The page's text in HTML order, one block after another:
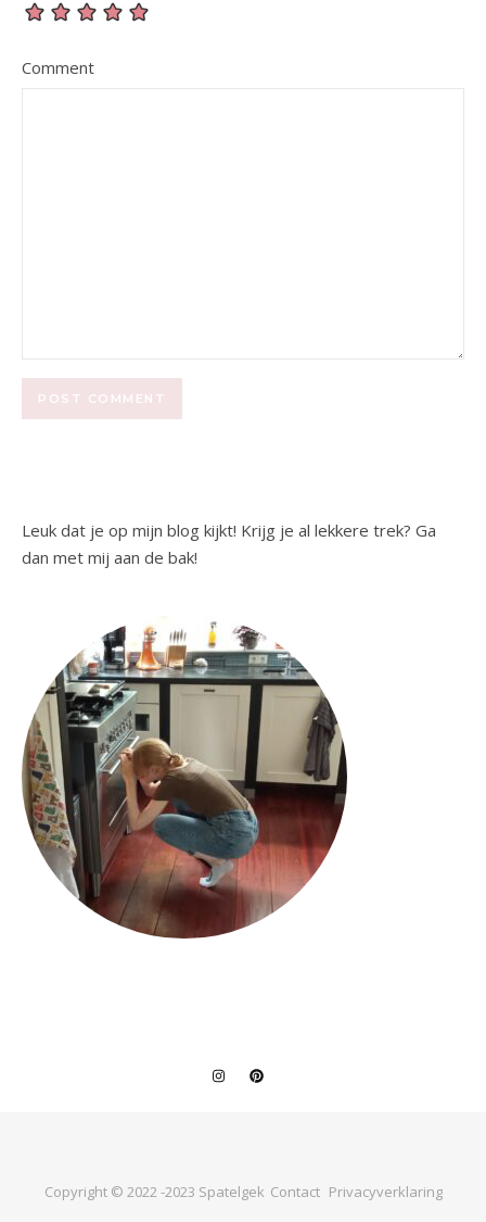
Comment
Leuk dat je op mijn blog kijkt! Krijg je al lekkere trek? Ga
dan met mij aan de bak!
Copyright © 2022 -2023 Spatelgek Contact Privacyverklaring